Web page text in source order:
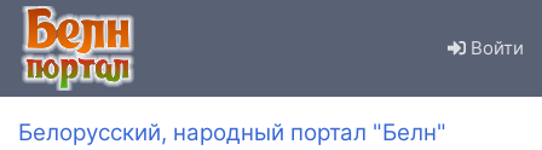
Войти
Белорусский, народный портал "Белн"